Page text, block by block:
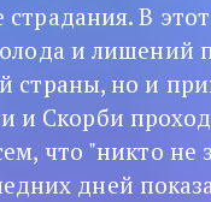
В
и лишений
страны, но и
и Скорби
что "никто не
дней